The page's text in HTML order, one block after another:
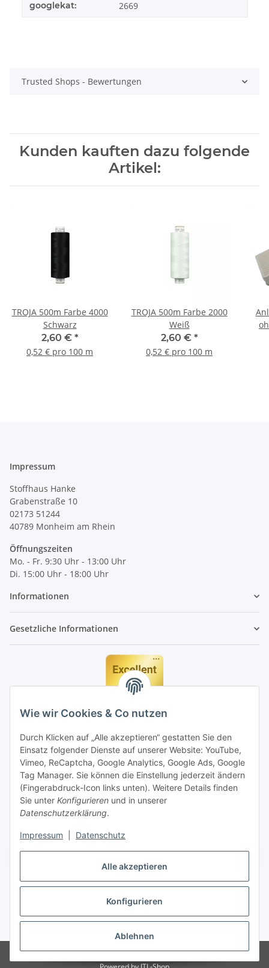
Alle akzeptieren
Konfigurieren
Ablehnen
Wie wir Cookies & Co nutzen
Durch Klicken auf „Alle akzeptieren“ gestatten Sie den
Einsatz folgender Dienste auf unserer Website: YouTube,
Vimeo, ReCaptcha, Google Analytics, Google Ads, Google
Tag Manager. Sie können die Einstellung jederzeit ändern
(Fingerabdruck-Icon links unten). Weitere Details finden
Sie unter Konfigurieren und in unserer
Datenschutzerklärung.
Impressum Datenschutz
googlekat: 2669
Trusted Shops - Bewertungen
Kunden kauften dazu folgende
Artikel:
TROJA 500m Farbe 4000
Schwarz
2,60 € *
0,52 € pro 100 m
TROJA 500m Farbe 2000
Weiß
2,60 € *
0,52 € pro 100 m
Impressum
Stoffhaus Hanke
Grabenstraße 10
02173 51244
40789 Monheim am Rhein
Öffnungszeiten
Mo. - Fr. 9:30 Uhr - 13:00 Uhr
Di. 15:00 Uhr - 18:00 Uhr
Informationen
Gesetzliche Informationen
* Alle Preise inkl. gesetzlicher MwSt., zzgl.